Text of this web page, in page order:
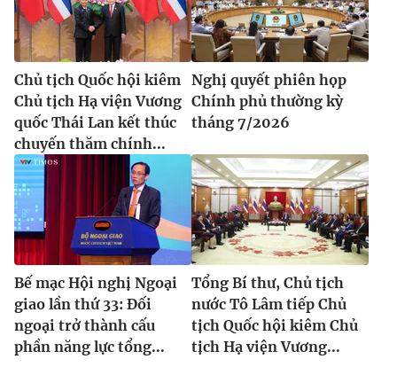
® Cấm sao chép dưới mọi hình thức nếu không có sự chấp
thuận bằng văn bản. Ghi rõ nguồn VTV.vn khi phát hành lại
thông tin từ website này.
Chủ tịch Quốc hội kiêm
Chủ tịch Hạ viện Vương
quốc Thái Lan kết thúc
chuyến thăm chính...
Nghị quyết phiên họp
Chính phủ thường kỳ
tháng 7/2026
Bế mạc Hội nghị Ngoại
giao lần thứ 33: Đối
ngoại trở thành cấu
phần năng lực tổng...
Tổng Bí thư, Chủ tịch
nước Tô Lâm tiếp Chủ
tịch Quốc hội kiêm Chủ
tịch Hạ viện Vương...